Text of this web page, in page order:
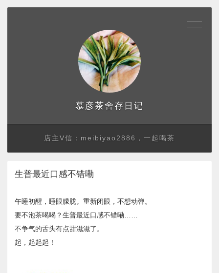
慕彦茶舍存日记
店主V信：meibiyao2886，一起喝茶
生普最近口感不错嘞
午睡初醒，睡眼朦胧。重新闭眼，不想动弹。
要不泡茶喝喝？生普最近口感不错嘞……
不争气的舌头有点甜滋滋了。
起，起起起！